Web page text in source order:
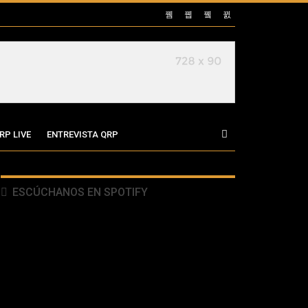
LIVE ENTREVISTA QRP
ESCÚCHANOS EN SPOTIFY